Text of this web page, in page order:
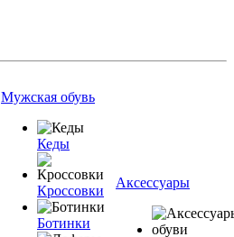
Мужская обувь
Кеды
Кроссовки
Ботинки
Аксессуары